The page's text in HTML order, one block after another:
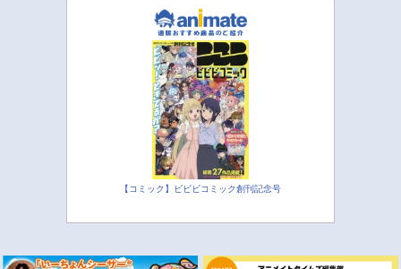
【コミック】ビビビコミック創刊記念号